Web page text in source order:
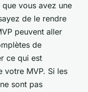
vous avez une
de le rendre
peuvent aller
de
ce qui est
votre MVP. Si les
sont pas